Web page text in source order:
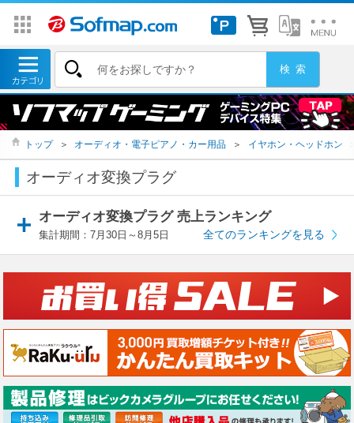
トップ ＞ オーディオ・電子ピアノ・カー用品 ＞ イヤホン・ヘッドホン
オーディオ変換プラグ
オーディオ変換プラグ 売上ランキング
集計期間：7月30日～8月5日 全てのランキングを見る